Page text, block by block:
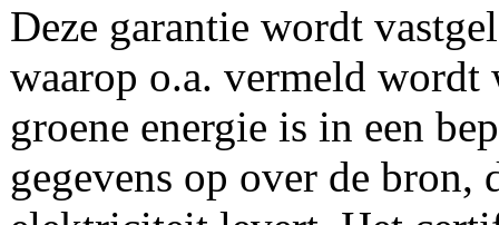
Deze garantie wordt
waarop o.a. vermeld wordt
groene energie is in een
gegevens op over de bron,